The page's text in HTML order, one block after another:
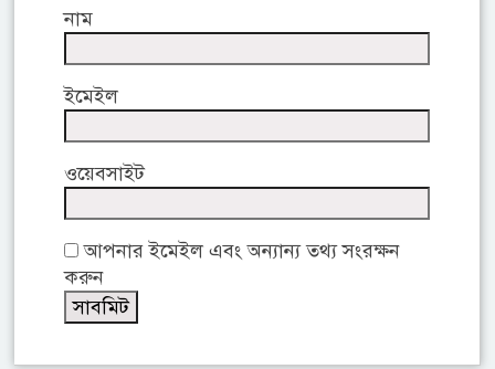
নাম
ইমেইল
ওয়েবসাইট
আপনার ইমেইল এবং অন্যান্য তথ্য সংরক্ষন
করুন